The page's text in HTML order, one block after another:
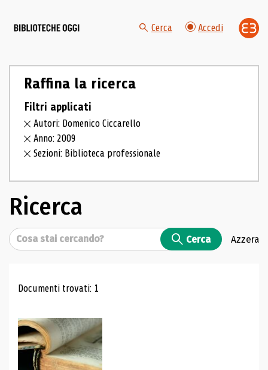
Cerca Accedi
Raffina la ricerca
Filtri applicati
Autori: Domenico Ciccarello
Anno: 2009
Sezioni: Biblioteca professionale
Ricerca
Cerca Cerca Azzera
Risultati di ricerca
Documenti trovati: 1